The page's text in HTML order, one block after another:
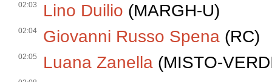
02:03 Lino Duilio (MARGH-U)
02:04 Giovanni Russo Spena (RC)
02:05 Luana Zanella (MISTO-